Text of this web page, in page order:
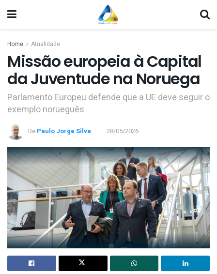
Home Atualidade
Missão europeia à Capital
da Juventude na Noruega
Parlamento Europeu defende que a UE deve seguir o
exemplo norueguês
De Paulo Jorge Silva 28/05/2026